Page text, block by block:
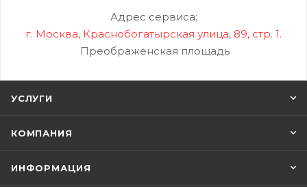
Адрес сервиса:
г. Москва, Краснобогатырская улица, 89, стр. 1.
Преображенская площадь
УСЛУГИ
КОМПАНИЯ
ИНФОРМАЦИЯ